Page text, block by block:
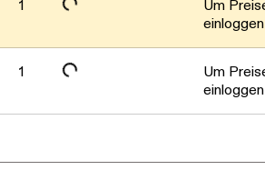
1
Um
einloggen
1
Um
einloggen